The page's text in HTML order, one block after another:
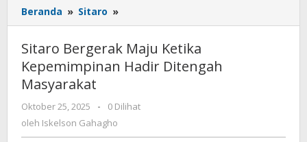
Beranda » Sitaro »
Bergerak
Ketika
Kepemimpinan
Masyarakat
Sitaro Bergerak Maju Ketika
Kepemimpinan Hadir Ditengah
Masyarakat
Oktober 25, 2025
oleh
Iskelson
Gahagho
-
0 Dilihat
oleh Iskelson Gahagho